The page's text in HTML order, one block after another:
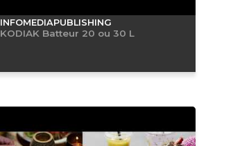
INFOMEDIAPUBLISHING
KODIAK Batteur 20 ou 30 L